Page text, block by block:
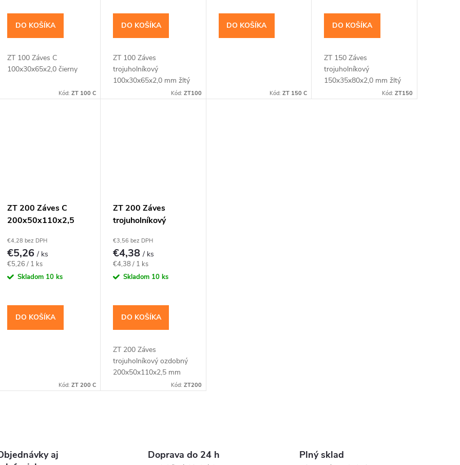
DO KOŠÍKA
ZT 100 Záves C
100x30x65x2,0 čierny
Kód: ZT 100 C
DO KOŠÍKA
ZT 100 Záves
trojuholníkový
100x30x65x2,0 mm žltý
Kód: ZT100
DO KOŠÍKA
Kód:ZT 150 C
DO KOŠÍKA
ZT 150 Záves
trojuholníkový
150x35x80x2,0 mm žltý
Kód: ZT150
ZT 200 Záves C
200x50x110x2,5
€4,28 bez DPH
€5,26/ ks
Jednotková
cena:
€5,26 / 1 ks
Skladom 10 ks
DO KOŠÍKA
Kód: ZT 200 C
ZT 200 Záves
trojuholníkový
200x50x110x2,5
mm žltý
€3,56 bez DPH
€4,38/ ks
Jednotková
cena:
€4,38 / 1 ks
Skladom 10 ks
DO KOŠÍKA
ZT 200 Záves
trojuholníkový ozdobný
200x50x110x2,5 mm
Kód: ZT200
aj
Doprava do 24 h Plný sklad